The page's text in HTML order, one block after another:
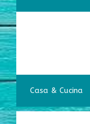
Vai
al
contenuto
Casa & Cucina